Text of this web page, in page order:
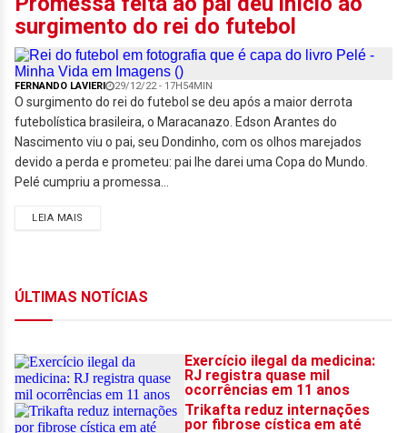
surgimento do rei do futebol
FERNANDO LAVIERI 29/12/22 - 17H54MIN
O surgimento do rei do futebol se deu após a maior derrota
futebolística brasileira, o Maracanazo. Edson Arantes do
Nascimento viu o pai, seu Dondinho, com os olhos marejados
devido a perda e prometeu: pai lhe darei uma Copa do Mundo.
Pelé cumpriu a promessa...
LEIA MAIS